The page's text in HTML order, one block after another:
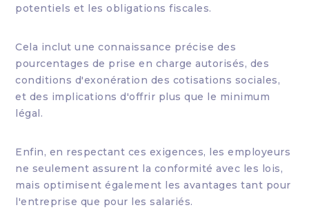
potentiels et les obligations fiscales.
Cela inclut une connaissance précise des
pourcentages de prise en charge autorisés, des
conditions d'exonération des cotisations sociales,
et des implications d'offrir plus que le minimum
légal.
Enfin, en respectant ces exigences, les employeurs
ne seulement assurent la conformité avec les lois,
mais optimisent également les avantages tant pour
l'entreprise que pour les salariés.